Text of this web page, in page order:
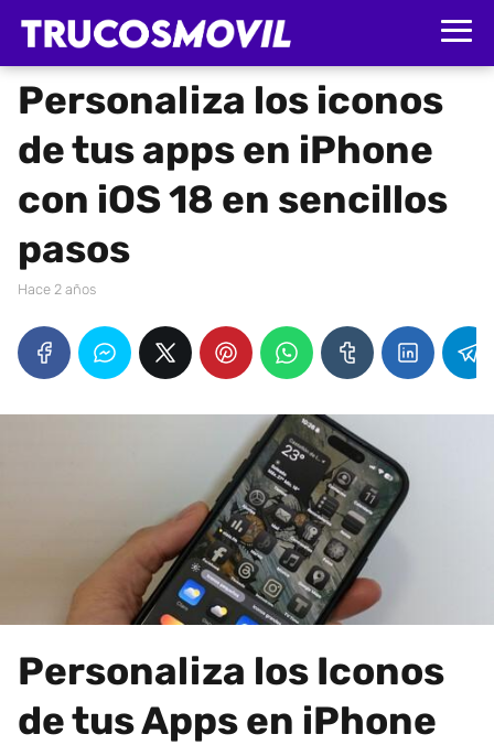
Personaliza los iconos
de tus apps en iPhone
con iOS 18 en sencillos
pasos
hace 2 años
Personaliza los Iconos
de tus Apps en iPhone